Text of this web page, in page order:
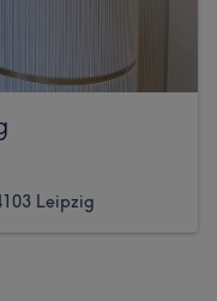
Leipzig